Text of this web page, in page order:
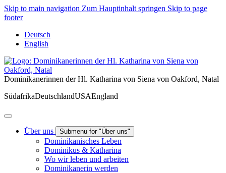
Skip to main navigation Zum Hauptinhalt springen Skip to page
footer
Deutsch
English
Dominikanerinnen der Hl. Katharina von Siena von Oakford, Natal
SüdafrikaDeutschlandUSAEngland
Über uns Submenu for "Über uns"
Dominikanisches Leben
Dominikus & Katharina
Wo wir leben und arbeiten
Dominikanerin werden